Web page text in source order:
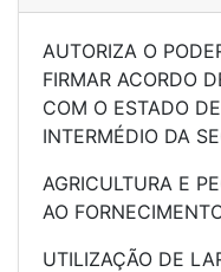
AUTORIZA O
FIRMAR ACORDO
COM O ESTADO
INTERMÉDIO DA
AGRICULTURA E
AO
UTILIZAÇÃO DE